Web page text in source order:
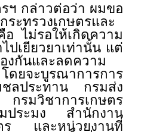
ล่าวต่อว่า ผมขอ
ระทรวงเกษตรและ
ไม่รอให้เกิดความ
ปเยียวยาเท่านั้น แต่
งกันและลดความ
ดยจะบูรณาการการ
ชลประทาน กรมส่ง
รมวิชาการเกษตร
ประมง สำนักงาน
ตร และหน่วยงานที่